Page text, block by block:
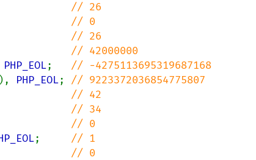
PHP_EOL;
), PHP_EOL;
;